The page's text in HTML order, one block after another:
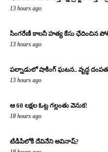
13 hours ago
సింగరేణి కాలనీ హత్య కేసు ఛేదించిన
13 hours ago
పల్నాడులో షాకింగ్ ఘటన.. వృద్ధ
13 hours ago
ఆ 60 లక్షల ఓట్ల గల్లంతు వెనుక!
18 hours ago
టిడిపిలోకి దేవినేని అవినాష్?